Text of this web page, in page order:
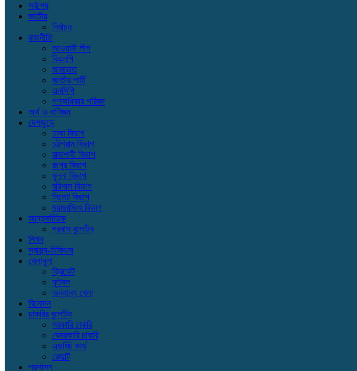
সর্বশেষ
জাতীয়
নির্বাচন
রাজনীতি
আওয়ামী লীগ
বিএনপি
জামায়াত
জাতীয় পার্টি
এনসিপি
গণঅধিকার পরিষদ
অর্থ ও বাণিজ্য
দেশজুড়ে
ঢাকা বিভাগ
চট্টগ্রাম বিভাগ
রাজশাহী বিভাগ
রংপুর বিভাগ
খুলনা বিভাগ
বরিশাল বিভাগ
সিলেট বিভাগ
ময়মনসিংহ বিভাগ
আন্তর্জাতিক
প্রবাস বুলেটিন
শিক্ষা
স্বাস্থ্য-চিকিৎসা
খেলাধুলা
ক্রিকেট
ফুটবল
অন্যান্য খেলা
বিনোদন
চাকরির বুলেটিন
সরকারি চাকরি
বেসরকারি চাকরি
এডমিট কার্ড
রেজাল্ট
প্রশাসন